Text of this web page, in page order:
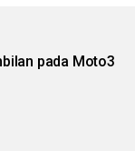
pada Moto3